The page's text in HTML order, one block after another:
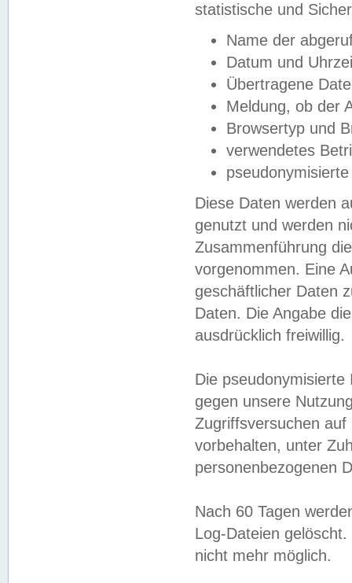
statistische und
Name der
Datum und
Übertragene
Meldung, ob der
Browsertyp und
verwendetes
Diese Daten werden
genutzt und werden
Zusammenführung
vorgenommen. Eine
geschäftlicher Daten
Daten. Die Angabe
ausdrücklich freiwillig.
Die
gegen unsere
Zugriffsversuchen
vorbehalten, unter
personenbezogenen
Nach 60 Tagen
Log-Dateien
nicht mehr möglich.